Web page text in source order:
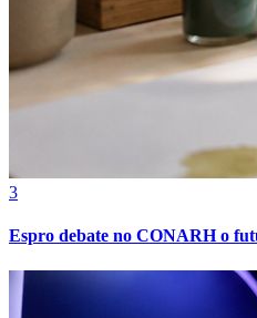
3
Espro debate no CONARH o